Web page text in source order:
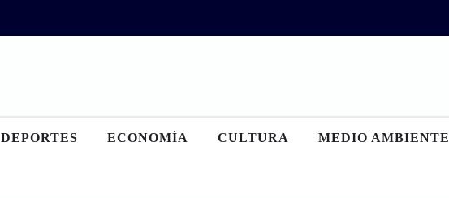
DEPORTES ECONOMÍA CULTURA MEDIO AMBIENTE